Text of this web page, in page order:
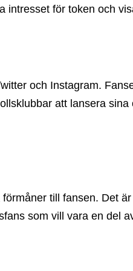
för token och
och Instagram.
att lansera
till fansen. Det
som vill vara en del